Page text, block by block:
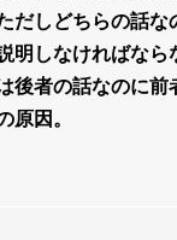
だしどちらの話な
明しなければなら
後者の話なのに前
原因。